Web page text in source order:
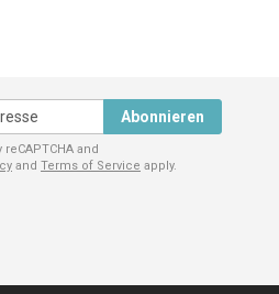
Abonnieren
and
and Terms of Service apply.